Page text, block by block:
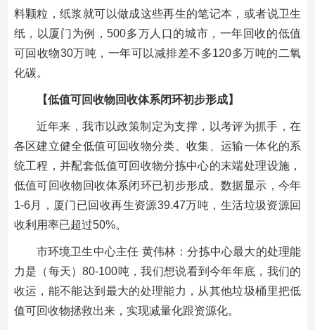
料颗粒，纸浆就可以做成这些再生的笔记本，或者说卫生
纸，以厦门为例，500多万人口的城市，一年回收的低值
可回收物30万吨，一年可以减排差不多120多万吨的二氧
化碳。
【低值可回收物回收体系闭环初步形成】
近年来，我市以政策制定为支撑，以考评为抓手，在
各区建立健全低值可回收物分类、收集、运输一体化的系
统工程，并配套低值可回收物分拣中心的末端处理设施，
低值可回收物回收体系闭环已初步形成。数据显示，今年
1-6月，厦门已回收再生资源39.47万吨，生活垃圾资源回
收利用率已超过50%。
市环境卫生中心主任 黄伟林：分拣中心最大的处理能
力是（每天）80-100吨，我们想说看到今年年底，我们的
收运，能不能达到最大的处理能力，从其他垃圾桶里把低
值可回收物拯救出来，实现减量化跟资源化。